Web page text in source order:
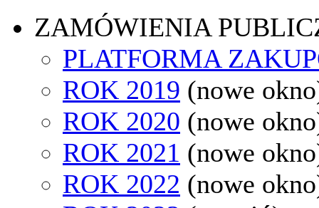
ZAMÓWIENIA
PLATFORMA
ROK 2019 (nowe
ROK 2020 (nowe
ROK 2021 (nowe
ROK 2022 (nowe